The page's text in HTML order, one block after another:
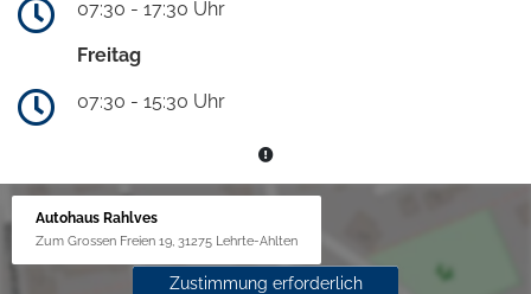
07:30 - 17:30 Uhr
Freitag
07:30 - 15:30 Uhr
Autohaus Rahlves
Zum Grossen Freien 19, 31275 Lehrte-Ahlten
Zustimmung erforderlich